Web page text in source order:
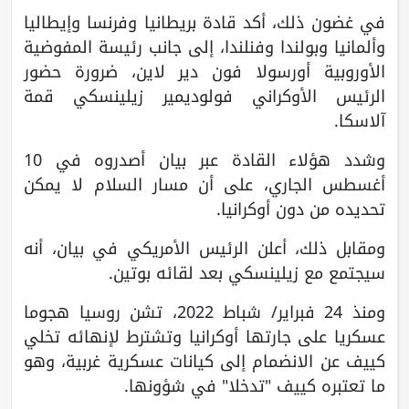
في غضون ذلك، أكد قادة بريطانيا وفرنسا وإيطاليا
وألمانيا وبولندا وفنلندا، إلى جانب رئيسة المفوضية
الأوروبية أورسولا فون دير لاين، ضرورة حضور
الرئيس الأوكراني فولوديمير زيلينسكي قمة
آلاسكا.
وشدد هؤلاء القادة عبر بيان أصدروه في 10
أغسطس الجاري، على أن مسار السلام لا يمكن
تحديده من دون أوكرانيا.
ومقابل ذلك، أعلن الرئيس الأمريكي في بيان، أنه
سيجتمع مع زيلينسكي بعد لقائه بوتين.
ومنذ 24 فبراير/ شباط 2022، تشن روسيا هجوما
عسكريا على جارتها أوكرانيا وتشترط لإنهائه تخلي
كييف عن الانضمام إلى كيانات عسكرية غربية، وهو
ما تعتبره كييف "تدخلا" في شؤونها.